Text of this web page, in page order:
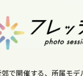
で開催する、所属モデ